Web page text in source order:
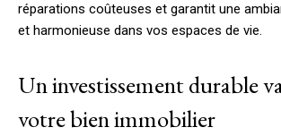
réparations coûteuses et garantit une
et harmonieuse dans vos espaces de vie.
Un investissement durable
votre bien immobilier